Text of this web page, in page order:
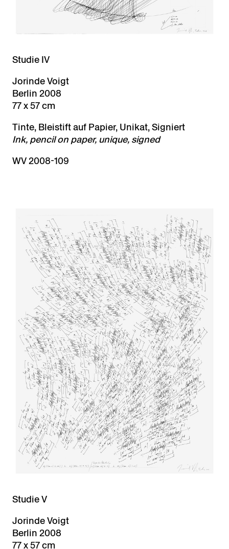
Studie IV
Jorinde Voigt
Berlin 2008
77 x 57 cm
Tinte, Bleistift auf Papier, Unikat, Signiert
Ink, pencil on paper, unique, signed
WV 2008-109
Studie V
Jorinde Voigt
Berlin 2008
77 x 57 cm